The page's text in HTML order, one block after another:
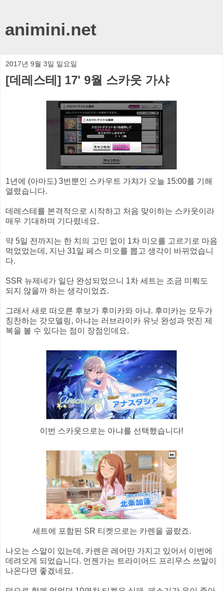
animini.net
2017년 9월 3일 일요일
[데레스테] 17' 9월 스카웃 가샤
1년에 (아마도) 3번뿐인 스카우트 가챠가 오늘 15:00를 기해
열렸습니다.
데레스테를 본격적으로 시작하고 처음 맞이하는 스카웃이라
매우 기대하며 기다렸네요.
약 5일 전까지는 한 치의 고민 없이 1차 미오를 고르기로 마음
먹었었는데, 지난 31일 페스 미오를 뽑고 생각이 바뀌었습니
다.
SSR 뉴제네가 일단 완성되었으니 1차 세트는 조금 미뤄도
되지 않을까 하는 생각이었죠.
그래서 새로 떠오른 후보가 후미카와 아냐. 후미카는 모두가
칭찬하는 갓모델링, 아냐는 러브라이카 유닛 완성과 멋진 제
복을 볼 수 있다는 점이 장점인데요.
이번 스카웃으로는 아냐를 선택했습니다!
세트에 포함된 SR 티켓으로는 카렌을 골랐죠.
나오는 스알이 있는데, 카렌은 레어만 가지고 있어서 이번에
데려오게 되었습니다. 언젠가는 트라이어드 프리무스 쓰알이
나온다면 좋겠네요.